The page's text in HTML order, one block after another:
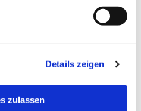
Details zeigen
zulassen